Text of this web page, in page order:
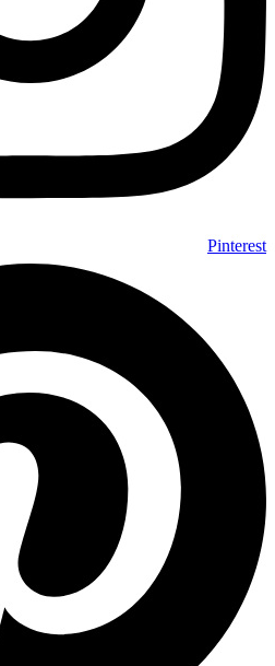
Pinterest